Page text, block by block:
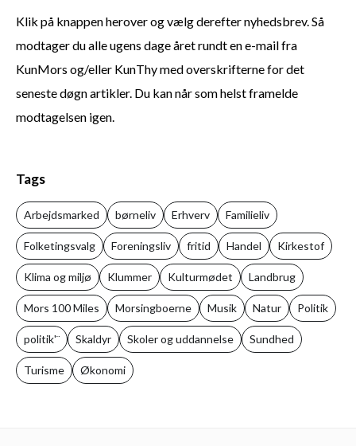
Klik på knappen herover og vælg derefter nyhedsbrev. Så
modtager du alle ugens dage året rundt en e-mail fra
KunMors og/eller KunThy med overskrifterne for det
seneste døgn artikler. Du kan når som helst framelde
modtagelsen igen.
Tags
Arbejdsmarked børneliv Erhverv Familieliv
Folketingsvalg Foreningsliv fritid Handel Kirkestof
Klima og miljø Klummer Kulturmødet Landbrug
Mors 100 Miles Morsingboerne Musik Natur Politik
politik'¨ Skaldyr Skoler og uddannelse Sundhed
Turisme Økonomi